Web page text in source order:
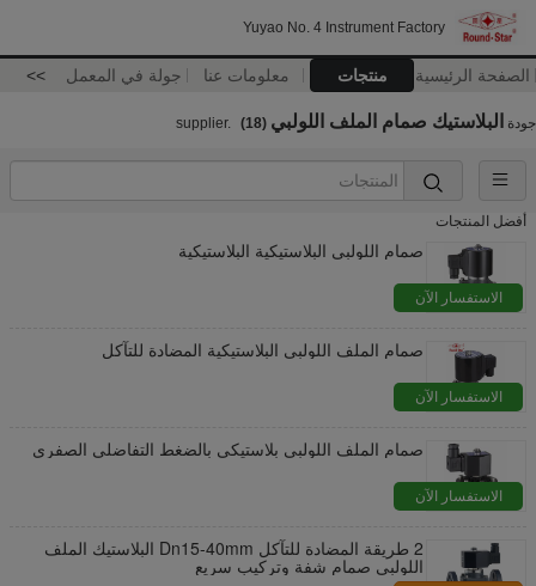
Yuyao No. 4 Instrument Factory
الصفحة الرئيسية منتجات معلومات عنا جولة في المعمل >>
جودة البلاستيك صمام الملف اللولبي (18)
أفضل المنتجات
صمام اللولبي البلاستيكية البلاستيكية
الاستفسار الآن
صمام الملف اللولبي البلاستيكية المضادة للتآكل
الاستفسار الآن
صمام الملف اللولبي بلاستيكي بالضغط التفاضلي الصفري
الاستفسار الآن
2 طريقة المضادة للتآكل Dn15-40mm البلاستيك الملف
اللولبي صمام شفة وتركيب سريع